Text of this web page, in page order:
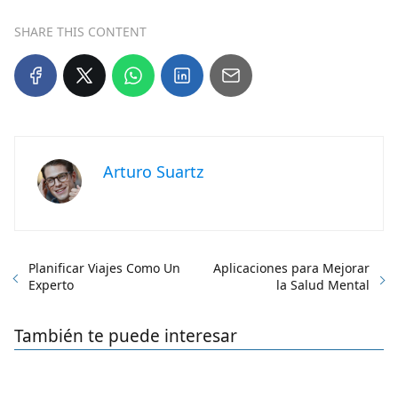
SHARE THIS CONTENT
Arturo Suartz
Planificar Viajes Como Un
Experto
Aplicaciones para Mejorar
la Salud Mental
También te puede interesar